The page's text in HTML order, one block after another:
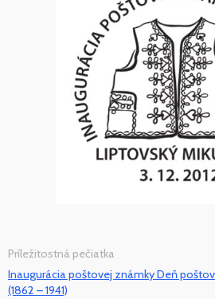
Príležitostná pečiatka
Inaugurácia poštovej známky Deň
(1862 – 1941)